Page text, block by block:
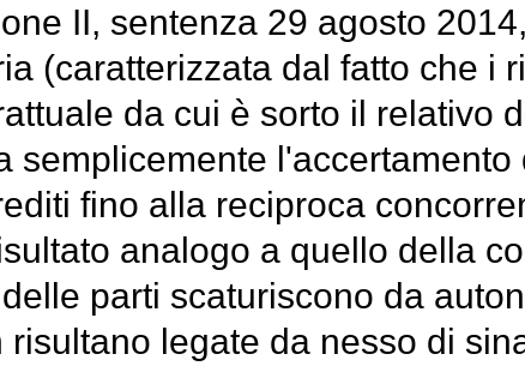
II, sentenza 29 agosto
(caratterizzata dal fatto che i
da cui è sorto il relativo
semplicemente
fino alla reciproca
analogo a quello della
parti scaturiscono da
legate da nesso di